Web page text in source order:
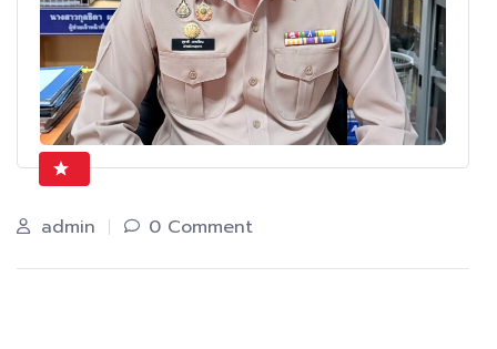
admin 0 Comment